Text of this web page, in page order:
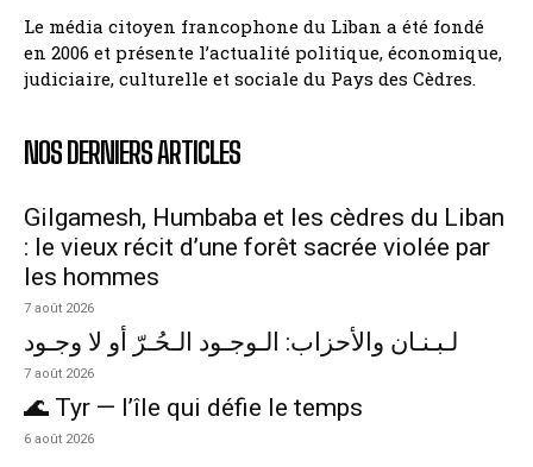
Le média citoyen francophone du Liban a été fondé
en 2006 et présente l’actualité politique, économique,
judiciaire, culturelle et sociale du Pays des Cèdres.
NOS DERNIERS ARTICLES
Gilgamesh, Humbaba et les cèdres du Liban
: le vieux récit d’une forêt sacrée violée par
les hommes
7 août 2026
لـبـنـان والأحزاب: الـوجـود الـحُـرّ أو لا وجـود
7 août 2026
🌊 Tyr — l’île qui défie le temps
6 août 2026